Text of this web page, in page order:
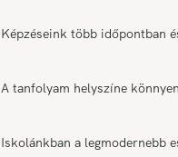
Képzéseink több időpontban
A tanfolyam helyszíne
Iskolánkban a legmodernebb